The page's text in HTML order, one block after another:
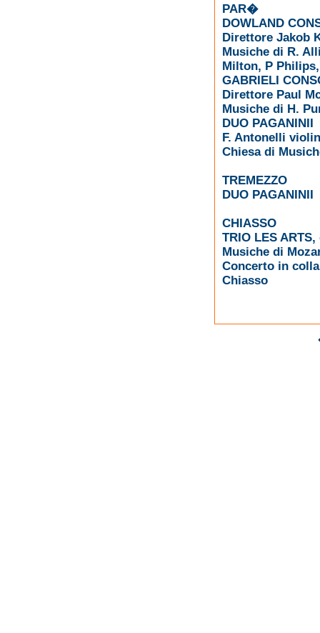
PAR�
DOWLAND
Direttore Jakob
Musiche di R.
Milton, P
GABRIELI
Direttore Paul
Musiche di H.
DUO PAGANINII
F. Antonelli
Chiesa di
TREMEZZO
DUO PAGANINII
CHIASSO
TRIO LES
Musiche di
Concerto in
Chiasso